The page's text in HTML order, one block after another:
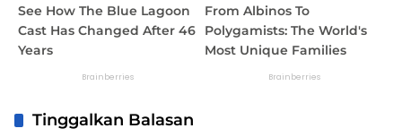
Tinggalkan Balasan